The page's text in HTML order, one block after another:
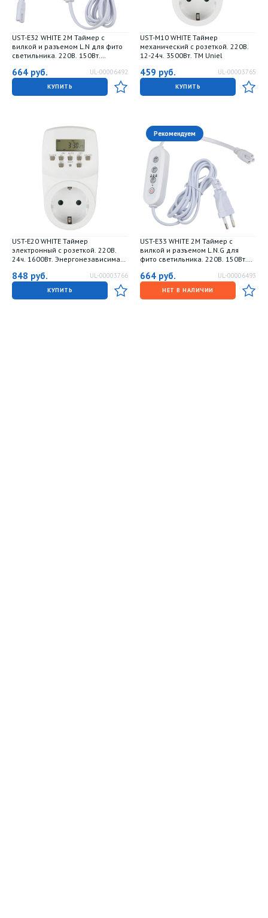
UST-E32 WHITE 2M Таймер с
вилкой и разъемом L.N для фито
светильника. 220В. 150Вт.
664 руб. UL-00006492
КУПИТЬ
UST-M10 WHITE Таймер
механический с розеткой. 220В.
12-24ч. 3500Вт. ТМ Uniel
459 руб. UL-00003765
КУПИТЬ
UST-E20 WHITE Таймер
электронный с розеткой. 220В.
24ч. 1600Вт. Энергонезависимая
848 руб. UL-00003766
КУПИТЬ
Рекомендуем
UST-E33 WHITE 2M Таймер с
вилкой и разъемом L.N.G для
фито светильника. 220В. 150Вт.
664 руб. UL-00006493
НЕТ В НАЛИЧИИ